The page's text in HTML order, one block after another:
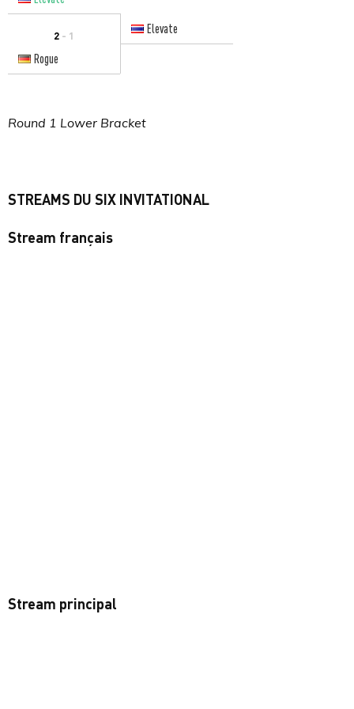
2 - 1
Elevate
Rogue
Round 1 Lower Bracket
STREAMS DU SIX INVITATIONAL
Stream français
Stream principal